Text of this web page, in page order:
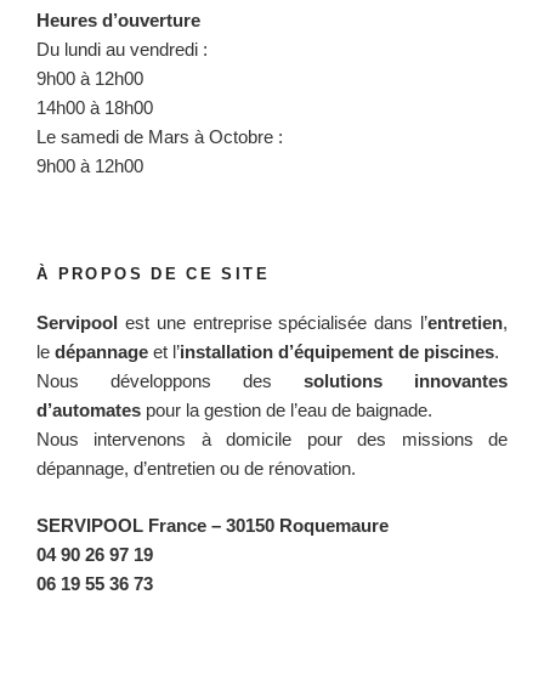
Heures d’ouverture
Du lundi au vendredi :
9h00 à 12h00
14h00 à 18h00
Le samedi de Mars à Octobre :
9h00 à 12h00
À PROPOS DE CE SITE
Servipool est une entreprise spécialisée dans l’entretien,
le dépannage et l’installation d’équipement de piscines.
Nous développons des solutions innovantes
d’automates pour la gestion de l’eau de baignade.
Nous intervenons à domicile pour des missions de
dépannage, d’entretien ou de rénovation.
SERVIPOOL France – 30150 Roquemaure
04 90 26 97 19
06 19 55 36 73